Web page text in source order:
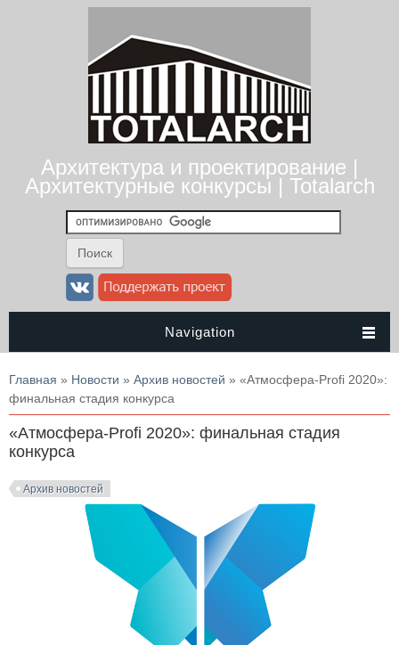
Архитектура и проектирование |
Архитектурные конкурсы | Totalarch
Navigation
Вы здесь
Главная » Новости » Архив новостей » «Атмосфера-Profi 2020»:
финальная стадия конкурса
«Атмосфера-Profi 2020»: финальная стадия
конкурса
Архив новостей